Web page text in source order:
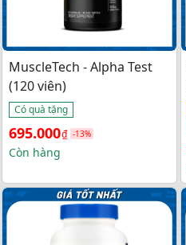
MuscleTech - Alpha Test
(120 viên)
Có quà tặng
Giá
gốc
800.000₫.
695.000₫
Giá
hiện
là:
695.000₫.
-13%
Còn hàng